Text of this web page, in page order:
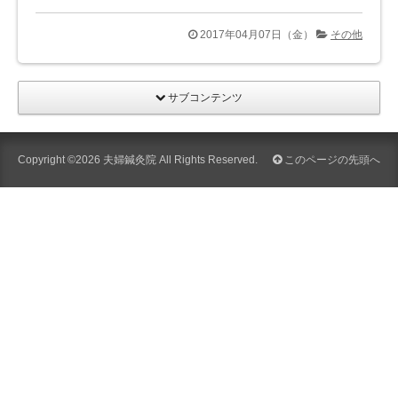
2017年04月07日（金） その他
サブコンテンツ
Copyright ©2026 夫婦鍼灸院 All Rights Reserved. このページの先頭へ